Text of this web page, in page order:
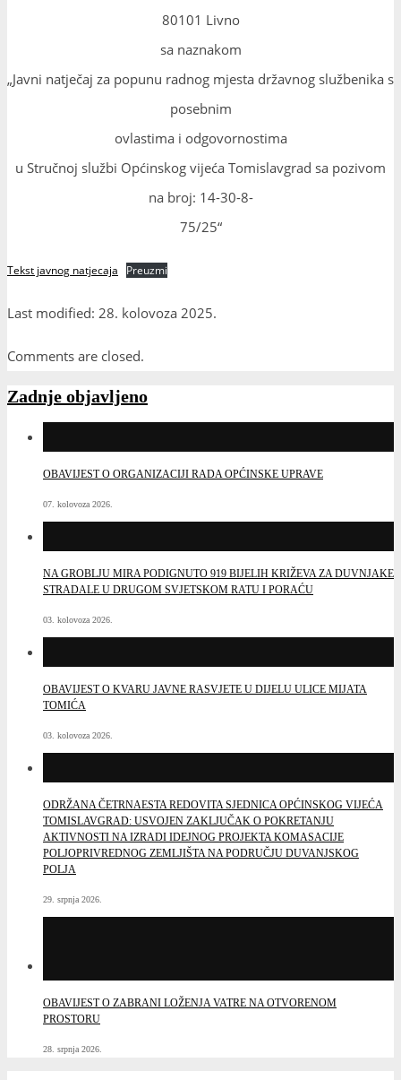
80101 Livno
sa naznakom
„Javni natječaj za popunu radnog mjesta državnog službenika s
posebnim
ovlastima i odgovornostima
u Stručnoj službi Općinskog vijeća Tomislavgrad sa pozivom
na broj: 14-30-8-
75/25“
Tekst javnog natjecaja Preuzmi
Last modified: 28. kolovoza 2025.
Comments are closed.
Zadnje objavljeno
OBAVIJEST O ORGANIZACIJI RADA OPĆINSKE UPRAVE
07. kolovoza 2026.
NA GROBLJU MIRA PODIGNUTO 919 BIJELIH KRIŽEVA ZA DUVNJAKE
STRADALE U DRUGOM SVJETSKOM RATU I PORAĆU
03. kolovoza 2026.
OBAVIJEST O KVARU JAVNE RASVJETE U DIJELU ULICE MIJATA
TOMIĆA
03. kolovoza 2026.
ODRŽANA ČETRNAESTA REDOVITA SJEDNICA OPĆINSKOG VIJEĆA
TOMISLAVGRAD: USVOJEN ZAKLJUČAK O POKRETANJU
AKTIVNOSTI NA IZRADI IDEJNOG PROJEKTA KOMASACIJE
POLJOPRIVREDNOG ZEMLJIŠTA NA PODRUČJU DUVANJSKOG
POLJA
29. srpnja 2026.
OBAVIJEST O ZABRANI LOŽENJA VATRE NA OTVORENOM
PROSTORU
28. srpnja 2026.